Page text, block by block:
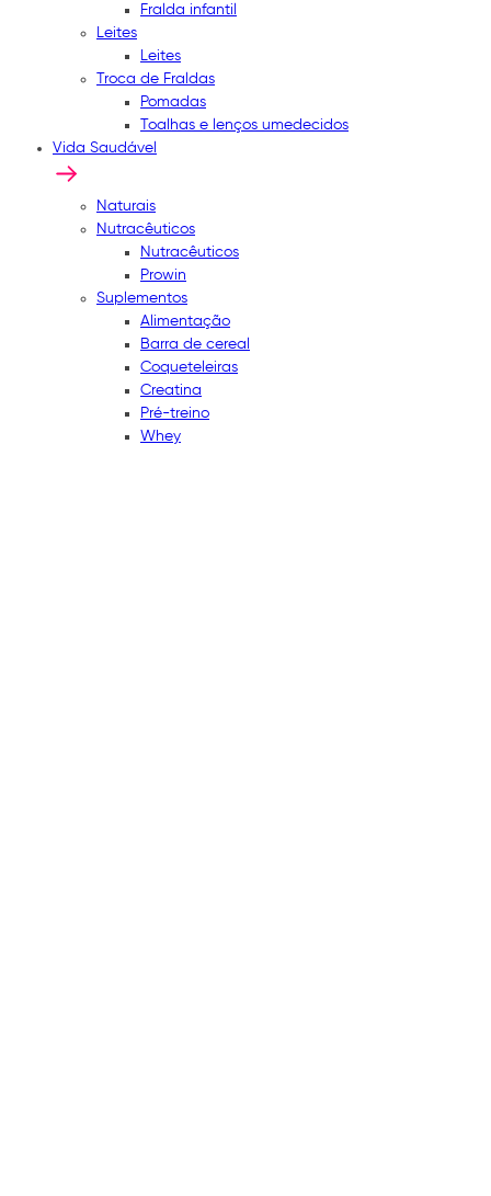
Fralda infantil
Leites
Leites
Troca de Fraldas
Pomadas
Toalhas e lenços umedecidos
Vida Saudável
Naturais
Nutracêuticos
Nutracêuticos
Prowin
Suplementos
Alimentação
Barra de cereal
Coqueteleiras
Creatina
Pré-treino
Whey